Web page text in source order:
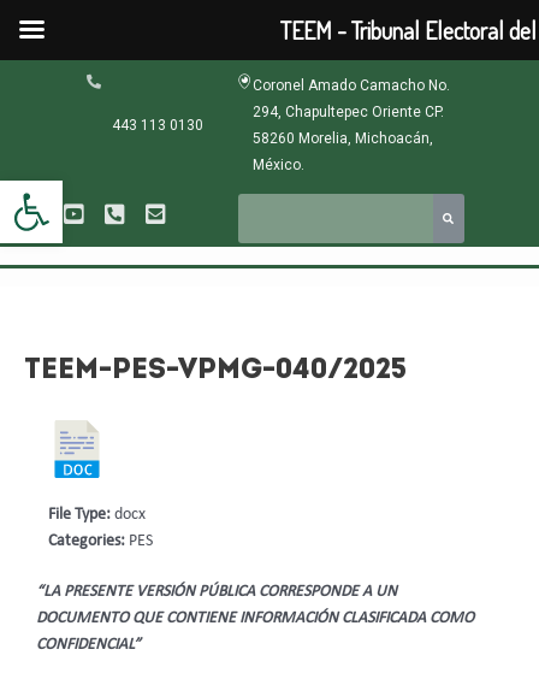
Abrir barra de herramientas
contenido
443 113 0130
Coronel Amado Camacho No.
294, Chapultepec Oriente CP.
58260 Morelia, Michoacán,
México.
TEEM-PES-VPMG-040/2025
“LA PRESENTE VERSIÓN PÚBLICA CORRESPONDE A UN
DOCUMENTO QUE CONTIENE INFORMACIÓN CLASIFICADA COMO
CONFIDENCIAL”
File Type: docx
Categories: PES
TEEM - Tribunal Electoral